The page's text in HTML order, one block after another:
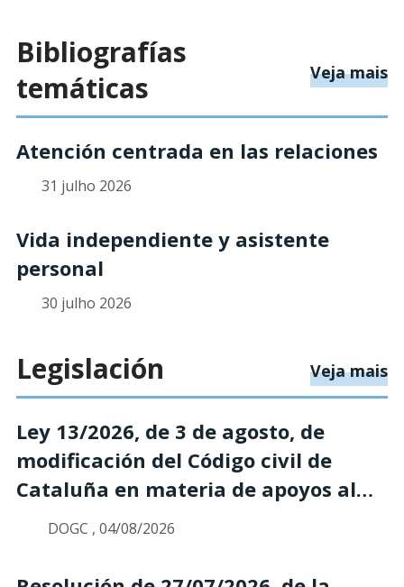
Bibliografías
temáticas
Veja mais
Atención centrada en las relaciones
31 julho 2026
Vida independiente y asistente
personal
30 julho 2026
Legislación Veja mais
Ley 13/2026, de 3 de agosto, de
modificación del Código civil de
Cataluña en materia de apoyos al
ejercicio de la capacidad jurídica de
DOGC , 04/08/2026